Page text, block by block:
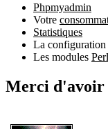
Phpmyadmin
Votre
Statistiques
La configuration
Les modules Perl
Merci d'avoir